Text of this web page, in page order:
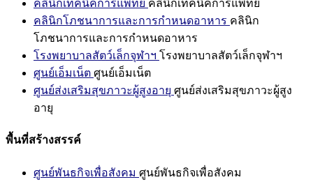
คลินิกเทคนิคการแพทย์ คลินิกเทคนิคการแพทย์
คลินิกโภชนาการและการกำหนดอาหาร คลินิก
โภชนาการและการกำหนดอาหาร
โรงพยาบาลสัตว์เล็กจุฬาฯ โรงพยาบาลสัตว์เล็กจุฬาฯ
ศูนย์เอ็มเน็ต ศูนย์เอ็มเน็ต
ศูนย์ส่งเสริมสุขภาวะผู้สูงอายุ ศูนย์ส่งเสริมสุขภาวะผู้สูง
อายุ
พื้นที่สร้างสรรค์
ศูนย์พันธกิจเพื่อสังคม ศูนย์พันธกิจเพื่อสังคม